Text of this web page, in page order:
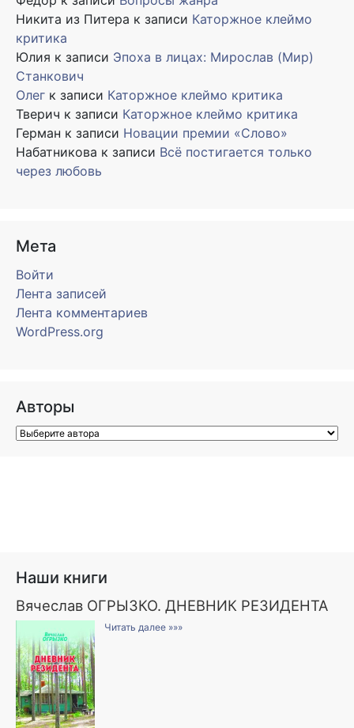
Никита из Питера к записи Каторжное клеймо
критика
Юлия к записи Эпоха в лицах: Мирослав (Мир)
Станкович
Олег к записи Каторжное клеймо критика
Тверич к записи Каторжное клеймо критика
Герман к записи Новации премии «Слово»
Набатникова к записи Всё постигается только
через любовь
Мета
Войти
Лента записей
Лента комментариев
WordPress.org
Авторы
Наши книги
Вячеслав ОГРЫЗКО. ДНЕВНИК РЕЗИДЕНТА
Читать далее »»»